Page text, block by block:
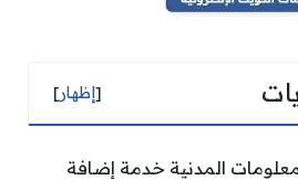
[إظهار]
المدنية خدمة إضافة